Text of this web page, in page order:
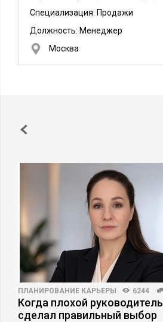
Специализация: Продажи
Должность: Менеджер
Москва
ПЛАНИРОВАНИЕ КАРЬЕРЫ 6244
Когда плохой руководитель
сделал правильный выбор